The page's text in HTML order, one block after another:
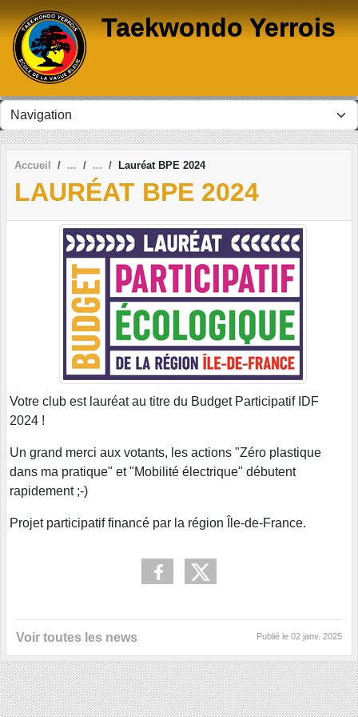
Taekwondo Yerrois
Accueil Lauréat BPE 2024
LAURÉAT BPE 2024
Votre club est lauréat au titre du Budget Participatif IDF
2024 !
Un grand merci aux votants, les actions "Zéro plastique
dans ma pratique" et "Mobilité électrique" débutent
rapidement ;-)
Projet participatif financé par la région Île-de-France.
Voir toutes les news Publié le 02 janv. 2025
Panneau de gestion des cookies